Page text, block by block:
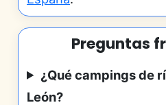
Preguntas
¿Qué campings de
León?